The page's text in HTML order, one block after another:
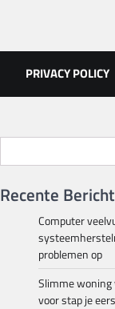
PRIVACY POLICY
Recente
Computer
problemen op
Slimme woning
voor stap je